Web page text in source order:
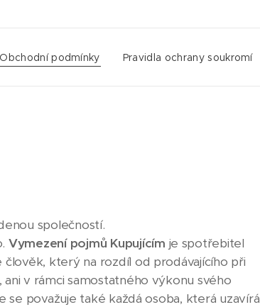
Obchodní podmínky Pravidla ochrany soukromí
společností.
Vymezení pojmů Kupujícím je spotřebitel
který na rozdíl od prodávajícího při
v rámci samostatného výkonu svého
považuje také každá osoba, která uzavírá